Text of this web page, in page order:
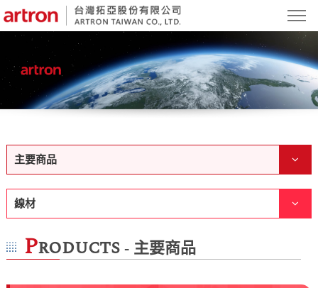
主要商品
線材
Products- 主要商品